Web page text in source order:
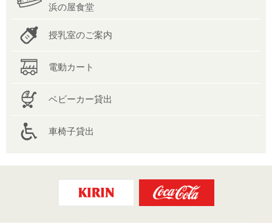
浜の屋食堂
授乳室のご案内
電動カート
ベビーカー貸出
車椅子貸出